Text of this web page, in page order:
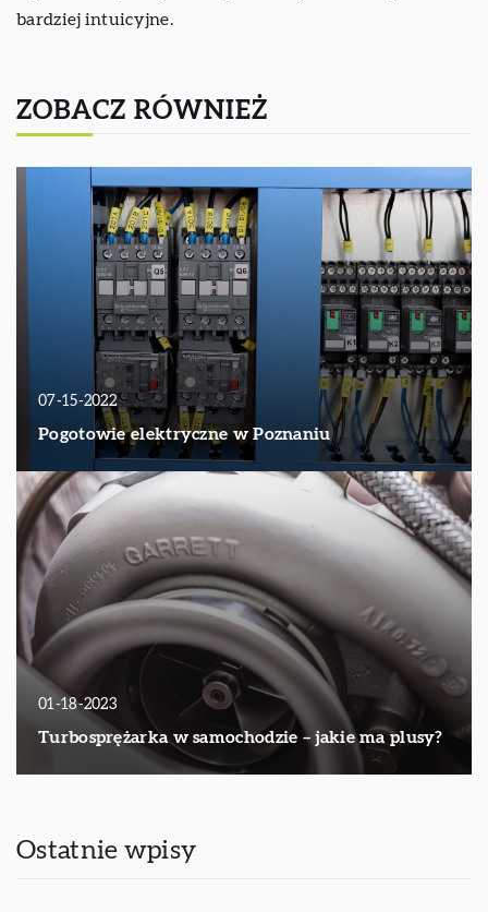
bardziej intuicyjne.
ZOBACZ RÓWNIEŻ
07-15-2022
Pogotowie elektryczne w Poznaniu
01-18-2023
Turbosprężarka w samochodzie – jakie ma plusy?
Ostatnie wpisy